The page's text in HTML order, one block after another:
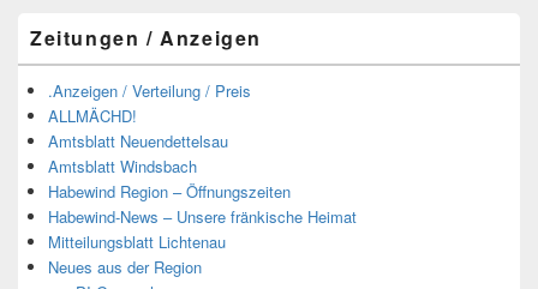
Zeitungen / Anzeigen
.Anzeigen / Verteilung / Preis
ALLMÄCHD!
Amtsblatt Neuendettelsau
Amtsblatt Windsbach
Habewind Region – Öffnungszeiten
Habewind-News – Unsere fränkische Heimat
Mitteilungsblatt Lichtenau
Neues aus der Region